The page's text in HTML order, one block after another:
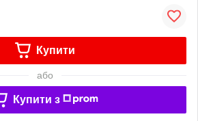
Купити
або
Купити з